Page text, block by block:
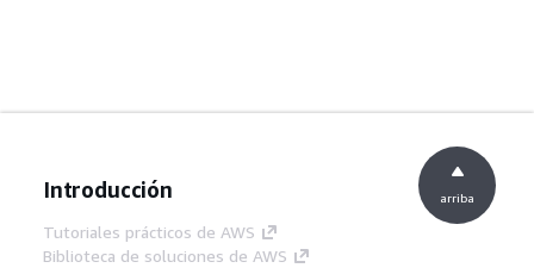
Introducción
Tutoriales prácticos de AWS
Biblioteca de soluciones de AWS
arriba